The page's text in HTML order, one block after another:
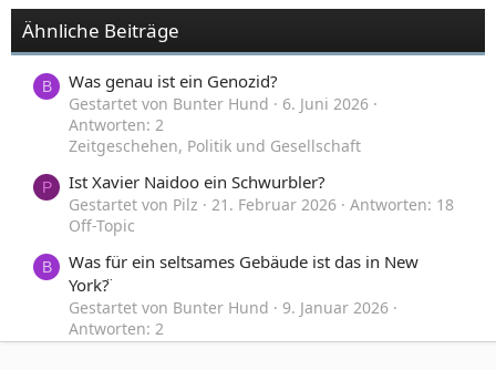
Ähnliche Beiträge
B Was genau ist ein Genozid?
Gestartet von Bunter Hund
6. Juni 2026
Antworten: 2
Zeitgeschehen, Politik und Gesellschaft
P Ist Xavier Naidoo ein Schwurbler?
Gestartet von Pilz 21. Februar 2026
Antworten: 18
Off-Topic
B
Was für ein seltsames Gebäude ist das in New
York?̈
Gestartet von Bunter Hund
9. Januar 2026
Antworten: 2